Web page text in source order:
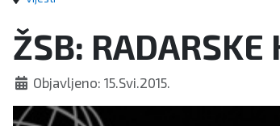
ŽSB: RADARSKE
Objavljeno: 15.Svi.2015.